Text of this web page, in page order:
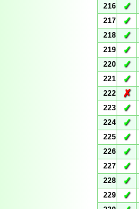
216
✓
217
✓
218
✓
219
✓
220
✓
221
✓
222
✗
223
✓
224
✓
225
✓
226
✓
227
✓
228
✓
229
✓